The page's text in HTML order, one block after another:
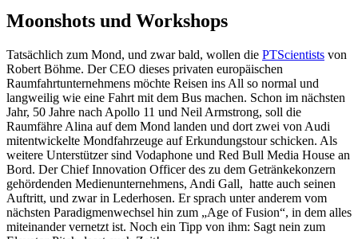
Moonshots und Workshops
Tatsächlich zum Mond, und zwar bald, wollen die PTScientists von
Robert Böhme. Der CEO dieses privaten europäischen
Raumfahrtunternehmens möchte Reisen ins All so normal und
langweilig wie eine Fahrt mit dem Bus machen. Schon im nächsten
Jahr, 50 Jahre nach Apollo 11 und Neil Armstrong, soll die
Raumfähre Alina auf dem Mond landen und dort zwei von Audi
mitentwickelte Mondfahrzeuge auf Erkundungstour schicken. Als
weitere Unterstützer sind Vodaphone und Red Bull Media House an
Bord. Der Chief Innovation Officer des zu dem Getränkekonzern
gehördenden Medienunternehmens, Andi Gall, hatte auch seinen
Auftritt, und zwar in Lederhosen. Er sprach unter anderem vom
nächsten Paradigmenwechsel hin zum „Age of Fusion“, in dem alles
miteinander vernetzt ist. Noch ein Tipp von ihm: Sagt nein zum